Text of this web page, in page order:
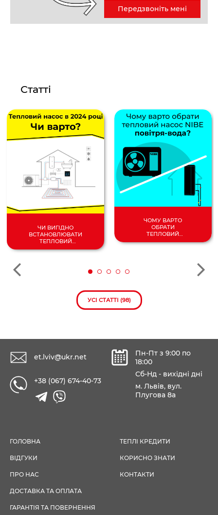
Передзвоніть мені
Статті
ЧИ ВИГІДНО
ВСТАНОВЛЮВАТИ
ТЕПЛОВИЙ
ЧОМУ ВАРТО
ОБРАТИ
ТЕПЛОВИЙ
НАСОС
УСІ СТАТТІ (98)
et.lviv@ukr.net
+38 (067) 674-40-73
Пн-Пт з 9:00 по
18:00
Сб-Нд - вихідні дні
м. Львів, вул.
Плугова 8а
ГОЛОВНА
ВІДГУКИ
ПРО НАС
ДОСТАВКА ТА ОПЛАТА
ГАРАНТІЯ ТА ПОВЕРНЕННЯ
ТЕПЛІ КРЕДИТИ
КОРИСНО ЗНАТИ
КОНТАКТИ